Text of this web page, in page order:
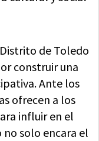
de Toledo
construir una
Ante los
ofrecen a los
influir en el
solo encara el